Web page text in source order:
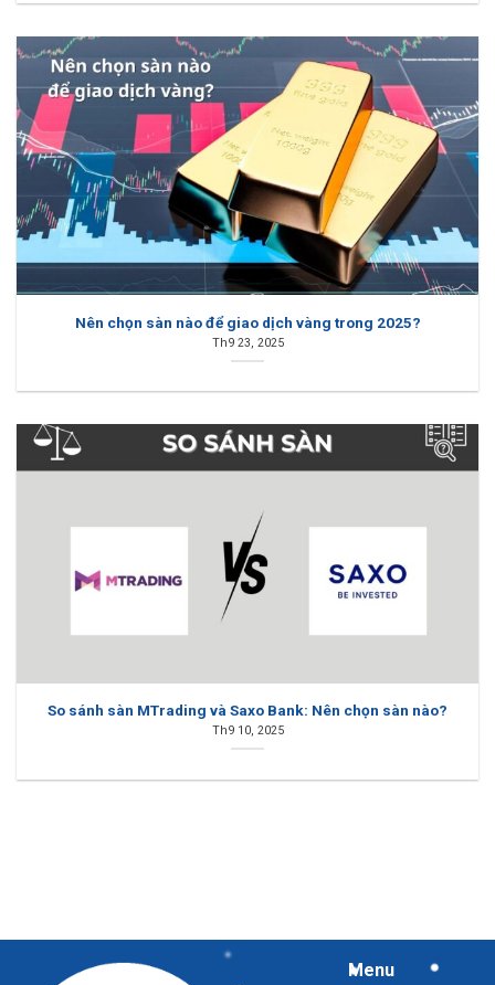
Nên chọn sàn nào để giao dịch vàng trong 2025?
Th9 23, 2025
So sánh sàn MTrading và Saxo Bank: Nên chọn sàn nào?
Th9 10, 2025
Menu